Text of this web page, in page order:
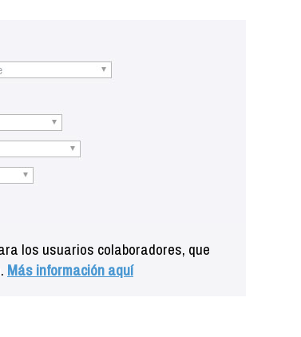
los usuarios colaboradores, que
Más información aquí